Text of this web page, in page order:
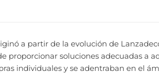
a partir de la evolución de
proporcionar soluciones adecuadas a
individuales y se adentraban en el